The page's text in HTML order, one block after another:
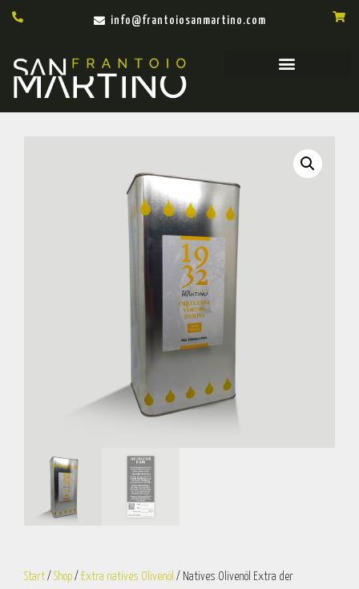
info@frantoiosanmartino.com
Start / Shop / Extra natives Olivenöl / Natives Olivenöl Extra der